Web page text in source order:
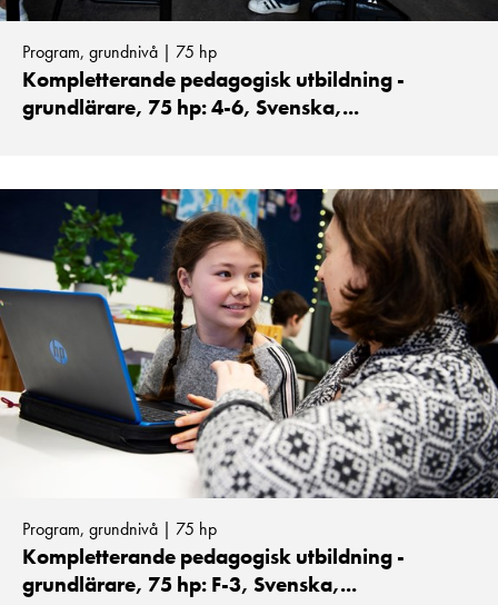
Program, grundnivå | 75 hp
Kompletterande pedagogisk utbildning -
grundlärare, 75 hp: 4-6, Svenska,...
Program, grundnivå | 75 hp
Kompletterande pedagogisk utbildning -
grundlärare, 75 hp: F-3, Svenska,...